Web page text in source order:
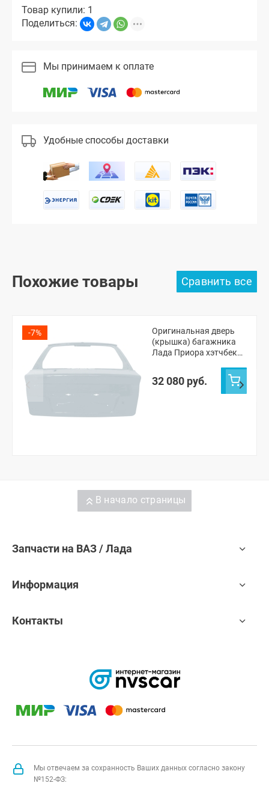
Товар купили: 1
Поделиться:
Мы принимаем к оплате
Удобные способы доставки
Похожие товары
-7%
Оригинальная дверь
(крышка) багажника
Лада Приора хэтчбек
32 080 руб.
В начало страницы
Запчасти на ВАЗ / Лада
Информация
Контакты
Мы отвечаем за сохранность Ваших данных согласно закону
№152-ФЗ: